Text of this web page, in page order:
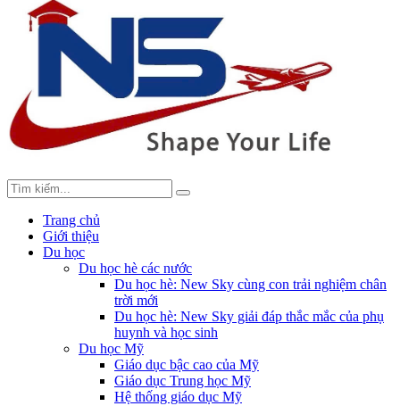
Trang chủ
Giới thiệu
Du học
Du học hè các nước
Du học hè: New Sky cùng con trải nghiệm chân
trời mới
Du học hè: New Sky giải đáp thắc mắc của phụ
huynh và học sinh
Du học Mỹ
Giáo dục bậc cao của Mỹ
Giáo dục Trung học Mỹ
Hệ thống giáo dục Mỹ